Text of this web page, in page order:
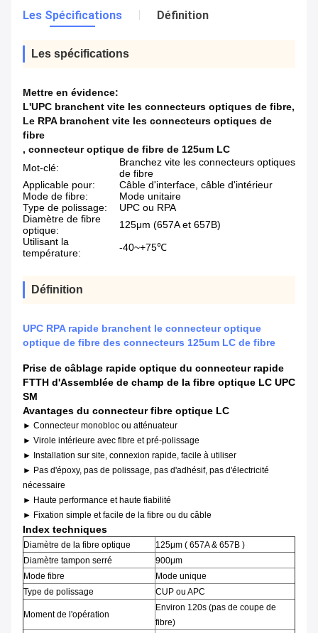
Les Spécifications Définition
Les spécifications
Mettre en évidence:
L'UPC branchent vite les connecteurs optiques de fibre,
Le RPA branchent vite les connecteurs optiques de
fibre
, connecteur optique de fibre de 125um LC
Mot-clé:
Branchez vite les connecteurs optiques
de fibre
Applicable pour:
Câble d'interface, câble d'intérieur
Mode de fibre:
Mode unitaire
Type de polissage:
UPC ou RPA
Diamètre de fibre
optique:
125μm (657A et 657B)
Utilisant la
température:
-40~+75℃
Définition
UPC RPA rapide branchent le connecteur optique
optique de fibre des connecteurs 125um LC de fibre
Prise de câblage rapide optique du connecteur rapide
FTTH d'Assemblée de champ de la fibre optique LC UPC
SM
Avantages du connecteur fibre optique LC
► Connecteur monobloc ou atténuateur
► Virole intérieure avec fibre et pré-polissage
► Installation sur site, connexion rapide, facile à utiliser
► Pas d'époxy, pas de polissage, pas d'adhésif, pas d'électricité
nécessaire
► Haute performance et haute fiabilité
► Fixation simple et facile de la fibre ou du câble
Index techniques
Diamètre de la fibre optique
125μm ( 657A & 657B )
Diamètre tampon serré
900μm
Mode fibre
Mode unique
Type de polissage
CUP ou APC
Moment de l'opération
Environ 120s (pas de coupe de
fibre)